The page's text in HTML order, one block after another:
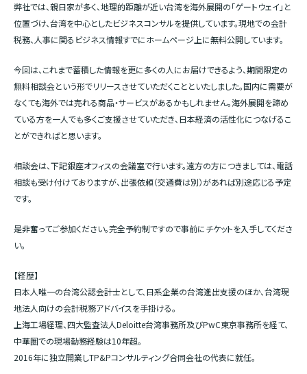
弊社では、親日家が多く、地理的距離が近い台湾を海外展開の「ゲートウェイ」と
位置づけ、台湾を中心としたビジネスコンサルを提供しています。現地での会計
税務、人事に関るビジネス情報すでにホームページ上に無料公開しています。
今回は、これまで蓄積した情報を更に多くの人にお届けできるよう、期間限定の
無料相談会という形でリリースさせていただくことといたしました。国内に需要が
なくても海外では売れる商品・サービスがあるかもしれません。海外展開を諦め
ている方を一人でも多くご支援させていただき、日本経済の活性化につなげるこ
とができればと思います。
相談会は、下記銀座オフィスの会議室で行います。遠方の方につきましては、電話
相談も受け付けておりますが、出張依頼（交通費は別）があれば別途応じる予定
です。
是非奮ってご参加ください。完全予約制ですので事前にチケットを入手してくださ
い。
【経歴】
日本人唯一の台湾公認会計士として、日系企業の台湾進出支援のほか、台湾現
地法人向けの会計税務アドバイスを手掛ける。
上海工場経理、四大監査法人Deloitte台湾事務所及びPwC東京事務所を経て、
中華圏での現場勤務経験は10年超。
2016年に独立開業しTP&Pコンサルティング合同会社の代表に就任。